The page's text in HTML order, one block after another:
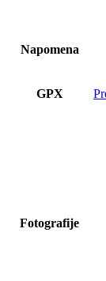
Napomena
GPX
Fotografije